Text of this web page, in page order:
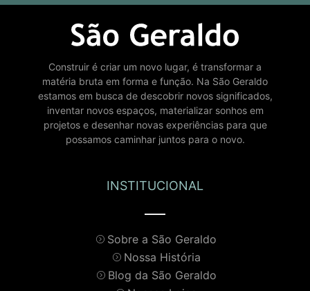
Construir é criar um novo lugar, é transformar a
matéria bruta em forma e função. Na São Geraldo
estamos em busca de descobrir novos significados,
inventar novos espaços, materializar sonhos em
projetos e desenhar novas experiências para que
possamos caminhar juntos para o novo.
INSTITUCIONAL
Sobre a São Geraldo
Nossa História
Blog da São Geraldo